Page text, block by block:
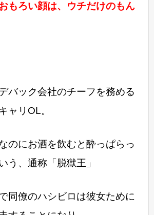
もろい顔は、ウチだけのもん
バック会社のチーフを務める
ャリOL。
のにお酒を飲むと酔っぱらっ
う、 通称「脱獄王」
同僚のハシビロは彼女ために